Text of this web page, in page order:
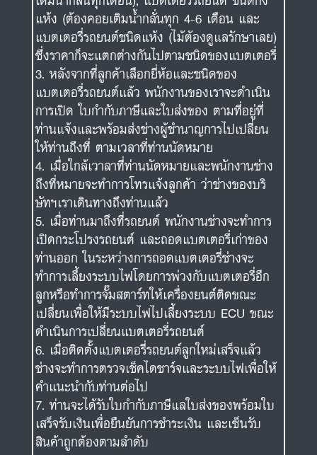
แห้ง (ต้องคอยเติมน้ำกลั่นทุก 4-6 เดือน และ
แบตเตอรี่รถยนต์ชนิดแห้ง (ไม้ต้องดูแลรักษาเลย)
ซึ่งราคาก็จะแตกต่างกันไปตามชนิดของแบตเตอรี่
หลังจากที่ลูกค้าเลือกยี่ห้อและชนิดของ
แบตเตอรี่รถยนต์แล้ว พนักงานของเราจะดำเนิน
การเปิด ใบกำกับภาษีและใบส่งของ ตามที่อยู่ที่
ท่านแจ้งและพร้อมส่งช่างผู้ชำนาญการไปเปลี่ยน
ให้ท่านถึงที่ ตามเวลาที่ท่านนัดหมาย
เมื่อใกล้เวาลาที่ท่านนัดหมายและพนักงานช่าง
ถึงที่หมายจะทำการโทรแจ้งลูกค้า ว่าช่างของบริ
ษัทฯเราเดินทางถึงท่านแล้ว
เมื่อท่านมาถึงที่รถยนต์ พนักงานช่างจะทำการ
เปิดกระโปรงรถยนต์ และถอดแบตเตอรี่เก่าของ
ท่านออก ในระหว่างการถอดแบตเตอรี่ช่างจะ
ทำการเลี้ยงระบบไฟโดยการพ่วงกับแบตเตอรี่อีก
ลูกหรือทำการจั๊มสตาร์ทให้เครื่องยนต์ติดขณะ
เปลี่ยนเพื่อให้มีระบบไฟไปเลี้ยงระบบ ECU ขณะ
ดำเนินการเปลี่ยนแบตเตอรี่รถยนต์
เมื่อติดตั้งแบตเตอรี่รถยนต์ลูกใหม่เสร็จแล้ว
ช่างจะทำการตรวจเช็คไดชาร์จและระบบไฟเพื่อให้
คำแนะนำกับท่านต่อไป
ท่านจะได้รับใบกำกับภาษีแลใบส่งของพร้อมใบ
เสร็จรับเงินเพื่อยืนยันการชำระเงิน และเซ็นรับ
สินค้าถูกต้องตามลำดับ